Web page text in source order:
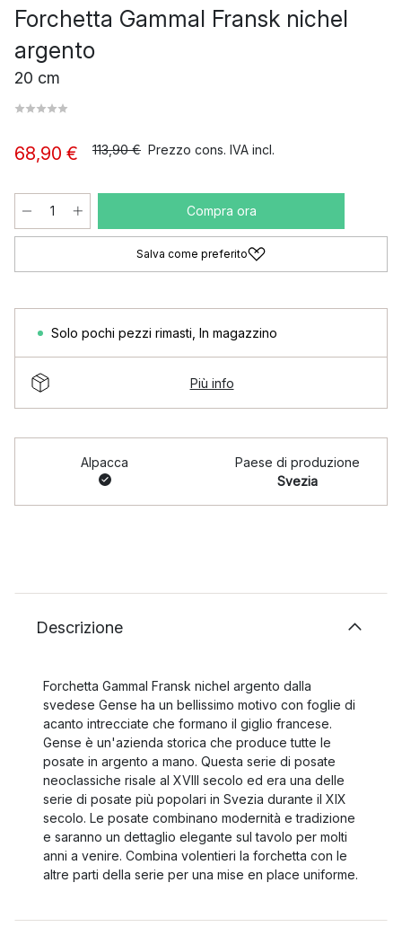
Forchetta Gammal Fransk nichel
argento
20 cm
68,90 € 113,90 € Prezzo cons. IVA incl.
Compra ora
Salva come preferito
Solo pochi pezzi rimasti In magazzino
Più info
Alpacca
Paese di produzione
Svezia
Descrizione
Forchetta Gammal Fransk nichel argento dalla
svedese Gense ha un bellissimo motivo con foglie di
acanto intrecciate che formano il giglio francese.
Gense è un'azienda storica che produce tutte le
posate in argento a mano. Questa serie di posate
neoclassiche risale al XVIII secolo ed era una delle
serie di posate più popolari in Svezia durante il XIX
secolo. Le posate combinano modernità e tradizione
e saranno un dettaglio elegante sul tavolo per molti
anni a venire. Combina volentieri la forchetta con le
altre parti della serie per una mise en place uniforme.